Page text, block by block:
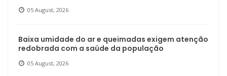
05 August, 2026
Baixa umidade do ar e queimadas exigem atenção
redobrada com a saúde da população
05 August, 2026